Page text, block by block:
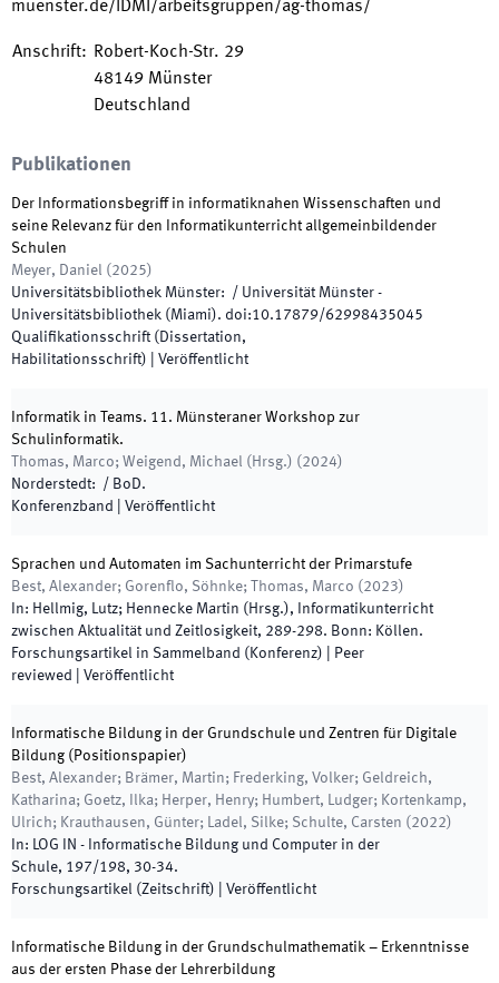
muenster.de/IDMI/arbeitsgruppen/ag-thomas/
Anschrift: Robert-Koch-Str. 29
48149 Münster
Deutschland
Publikationen
Der Informationsbegriff in informatiknahen Wissenschaften und
seine Relevanz für den Informatikunterricht allgemeinbildender
Schulen
Meyer, Daniel ( 2025)
Universitätsbibliothek Münster: / Universität Münster -
Universitätsbibliothek (Miami). doi:10.17879/62998435045
Qualifikationsschrift (Dissertation,
Habilitationsschrift)
Veröffentlicht
Informatik in Teams. 11. Münsteraner Workshop zur
Schulinformatik.
Thomas, Marco; Weigend, Michael ( Hrsg.) ( 2024)
Norderstedt: / BoD.
Konferenzband
Veröffentlicht
Sprachen und Automaten im Sachunterricht der Primarstufe
Best, Alexander; Gorenflo, Söhnke; Thomas, Marco ( 2023)
In: Hellmig, Lutz; Hennecke Martin ( Hrsg.),
Informatikunterricht
zwischen Aktualität und Zeitlosigkeit, 289-298. Bonn: Köllen.
Forschungsartikel in Sammelband (Konferenz) | Peer
reviewed
Veröffentlicht
Informatische Bildung in der Grundschule und Zentren für Digitale
Bildung (Positionspapier)
Best, Alexander; Brämer, Martin; Frederking, Volker; Geldreich,
Katharina; Goetz, Ilka; Herper, Henry; Humbert, Ludger; Kortenkamp,
Ulrich; Krauthausen, Günter; Ladel, Silke; Schulte, Carsten ( 2022)
In: LOG IN - Informatische Bildung und Computer in der
Schule, 197/198, 30-34.
Forschungsartikel (Zeitschrift)
Veröffentlicht
Informatische Bildung in der Grundschulmathematik – Erkenntnisse
aus der ersten Phase der Lehrerbildung